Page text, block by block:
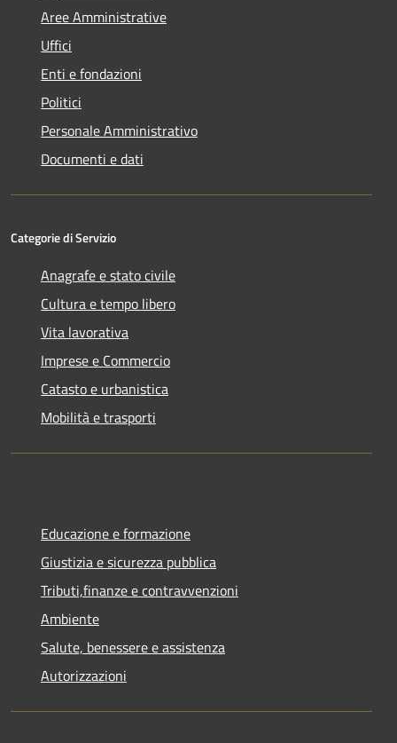
Aree Amministrative
Uffici
Enti e fondazioni
Politici
Personale Amministrativo
Documenti e dati
Categorie di Servizio
Anagrafe e stato civile
Cultura e tempo libero
Vita lavorativa
Imprese e Commercio
Catasto e urbanistica
Mobilità e trasporti
Educazione e formazione
Giustizia e sicurezza pubblica
Tributi,finanze e contravvenzioni
Ambiente
Salute, benessere e assistenza
Autorizzazioni